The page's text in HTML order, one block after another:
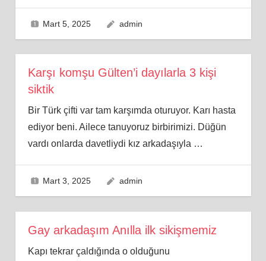
Mart 5, 2025 admin
Karşı komşu Gülten’i dayılarla 3 kişi
siktik
Bir Türk çifti var tam karşımda oturuyor. Karı hasta
ediyor beni. Ailece tanuyoruz birbirimizi. Düğün
vardı onlarda davetliydi kız arkadaşıyla …
Mart 3, 2025 admin
Gay arkadaşım Anılla ilk sikişmemiz
Kapı tekrar çaldığında o olduğunu